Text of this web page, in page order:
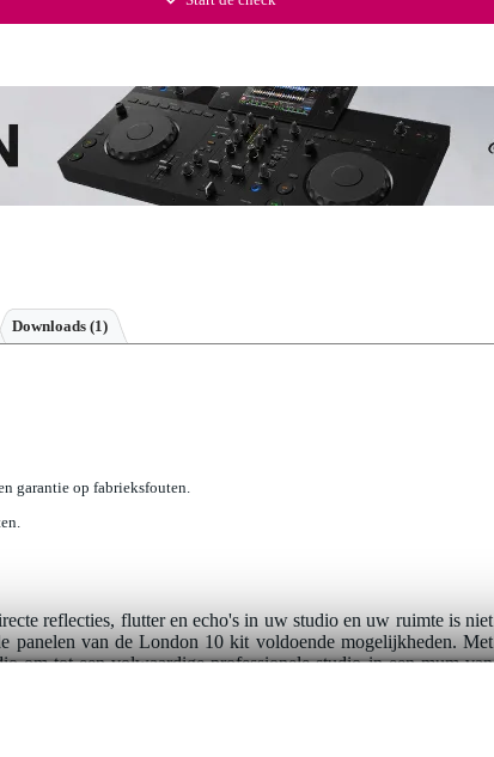
Downloads (1)
garantie op fabrieksfouten.
reflecties, flutter en echo's in uw studio en uw ruimte is niet
panelen van de London 10 kit voldoende mogelijkheden. Met
om tot een volwaardige professionele studio in een mum van
De kits zijn er in drie kleurvarianten, namelijk in het zwart,